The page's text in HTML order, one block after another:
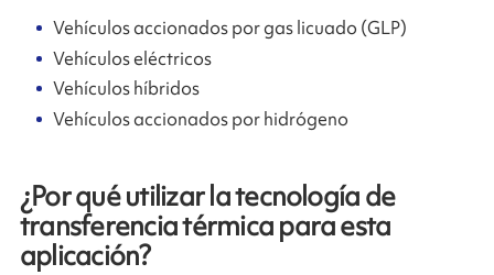
Vehículos accionados por gas licuado (GLP)
Vehículos eléctricos
Vehículos híbridos
Vehículos accionados por hidrógeno
¿Por qué utilizar la tecnología de
transferencia térmica para esta
aplicación?